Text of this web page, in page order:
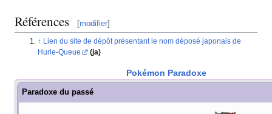
Références [modifier]
Lien du site de dépôt présentant le nom déposé japonais de
Hurle-Queue
(ja)
Pokémon Paradoxe
Paradoxe du passé